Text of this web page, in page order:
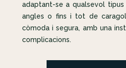
adaptant-se a qualsevol tipus
angles o fins i tot de
còmoda i segura, amb una
complicacions.